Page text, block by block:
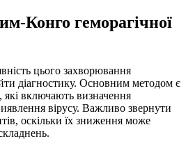
Конго геморагічної
цього захворювання
діагностику. Основним методом є
які включають визначення
вірусу. Важливо звернути
оскільки їх зниження може